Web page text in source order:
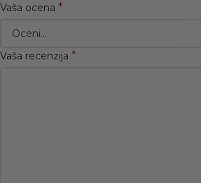
Vaša ocena *
Vaša recenzija *